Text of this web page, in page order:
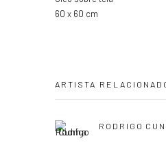
60 x 60 cm
ARTISTA
RODRIGO